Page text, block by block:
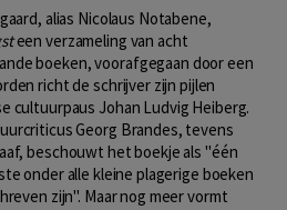
alias Nicolaus Notabene,
een verzameling van acht
boeken, voorafgegaan door een
richt de schrijver zijn pijlen
cultuurpaus Johan Ludvig Heiberg.
Georg Brandes, tevens
beschouwt het boekje als "één
onder alle kleine plagerige boeken
zijn". Maar nog meer vormt